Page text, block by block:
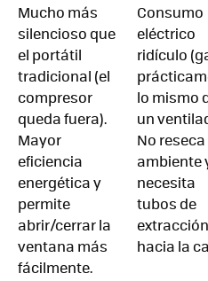
Mucho más
silencioso que
el portátil
tradicional (el
compresor
queda fuera).
Mayor
eficiencia
energética y
permite
abrir/cerrar la
ventana más
fácilmente.
Consumo
eléctrico
ridículo
lo mismo
un
No reseca
ambiente
necesita
tubos de
extracción
hacia la